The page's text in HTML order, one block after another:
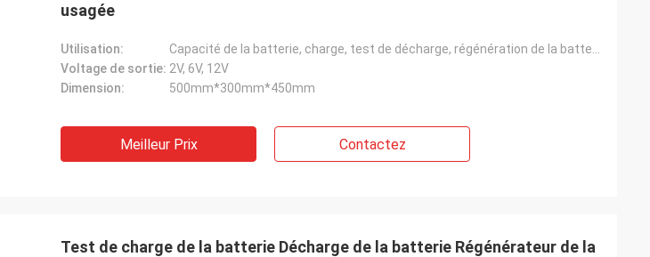
usagée
Utilisation:
Voltage de sortie: 2V, 6V, 12V
Dimension:
500mm*300mm*450mm
Meilleur Prix Contactez
Test de charge de la batterie Décharge de la batterie Régénérateur de la